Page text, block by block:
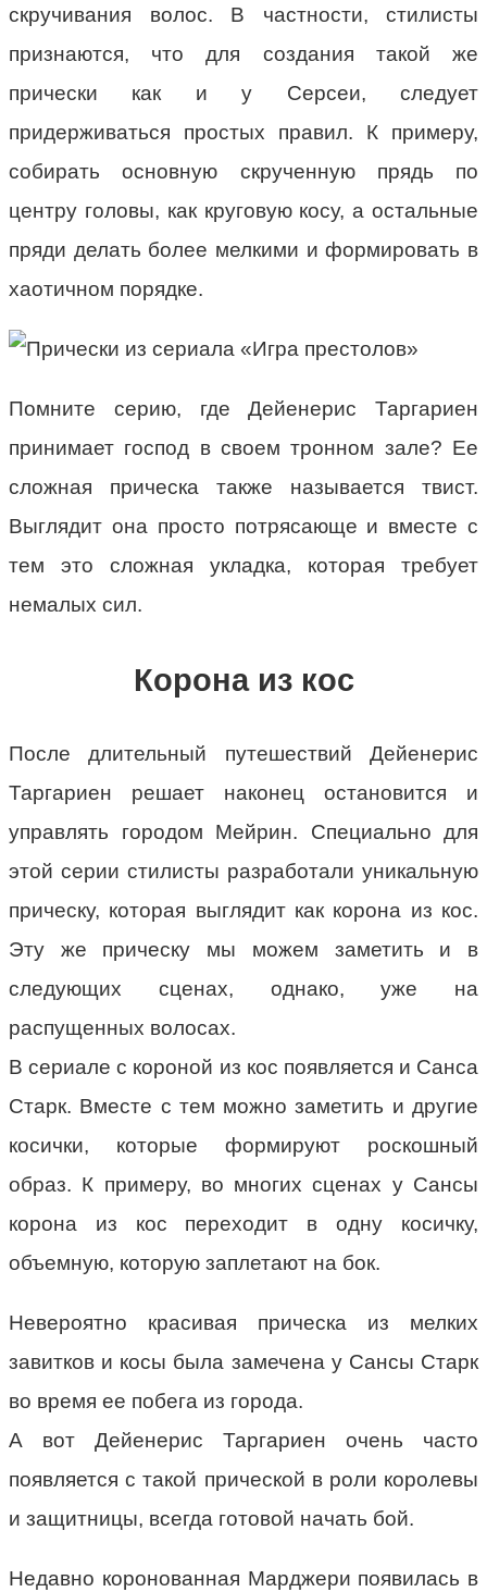
скручивания волос. В частности, стилисты
признаются, что для создания такой же
прически как и у Серсеи, следует
придерживаться простых правил. К примеру,
собирать основную скрученную прядь по
центру головы, как круговую косу, а остальные
пряди делать более мелкими и формировать в
хаотичном порядке.
Помните серию, где Дейенерис Таргариен
принимает господ в своем тронном зале? Ее
сложная прическа также называется твист.
Выглядит она просто потрясающе и вместе с
тем это сложная укладка, которая требует
немалых сил.
Корона из кос
После длительный путешествий Дейенерис
Таргариен решает наконец остановится и
управлять городом Мейрин. Специально для
этой серии стилисты разработали уникальную
прическу, которая выглядит как корона из кос.
Эту же прическу мы можем заметить и в
следующих сценах, однако, уже на
распущенных волосах.
В сериале с короной из кос появляется и Санса
Старк. Вместе с тем можно заметить и другие
косички, которые формируют роскошный
образ. К примеру, во многих сценах у Сансы
корона из кос переходит в одну косичку,
объемную, которую заплетают на бок.
Невероятно красивая прическа из мелких
завитков и косы была замечена у Сансы Старк
во время ее побега из города.
А вот Дейенерис Таргариен очень часто
появляется с такой прической в роли королевы
и защитницы, всегда готовой начать бой.
Недавно коронованная Марджери появилась в